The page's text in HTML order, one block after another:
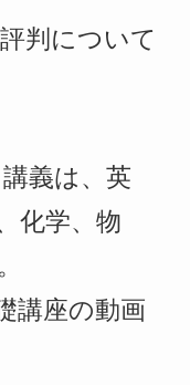
判について
義は、英
化学、物
講座の動画